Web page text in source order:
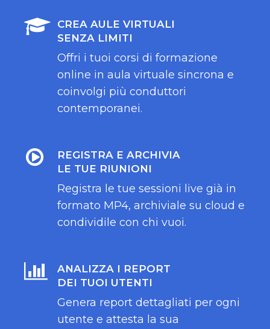
CREA AULE VIRTUALI
SENZA LIMITI
Offri i tuoi corsi di formazione
online in aula virtuale sincrona e
coinvolgi più conduttori
contemporanei.
REGISTRA E ARCHIVIA
LE TUE RIUNIONI
Registra le tue sessioni live già in
formato MP4, archiviale su cloud e
condividile con chi vuoi.
ANALIZZA I REPORT
DEI TUOI UTENTI
Genera report dettagliati per ogni
utente e attesta la sua